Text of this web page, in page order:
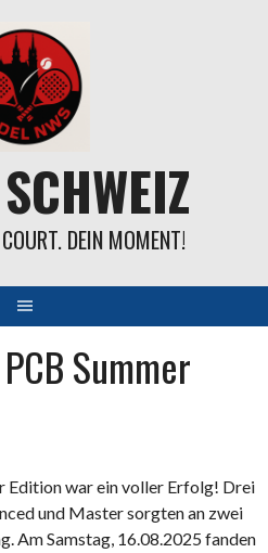
DEIN MOMENT!
Summer
Edition war ein voller Erfolg! Drei
und Master sorgten an zwei
Am Samstag, 16.08.2025 fanden